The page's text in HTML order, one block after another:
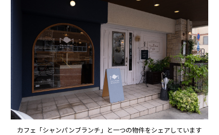
カフェ「シャンパンブランチ」と一つの物件をシェアしています